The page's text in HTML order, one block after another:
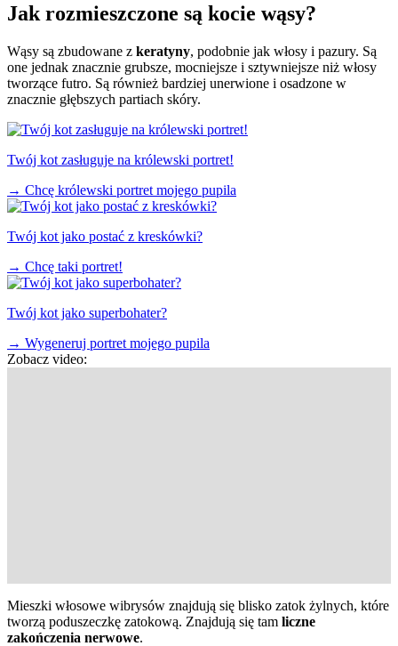
Jak rozmieszczone są kocie wąsy?
Wąsy są zbudowane z keratyny, podobnie jak włosy i pazury. Są
one jednak znacznie grubsze, mocniejsze i sztywniejsze niż włosy
tworzące futro. Są również bardziej unerwione i osadzone w
znacznie głębszych partiach skóry.
Twój kot zasługuje na królewski portret!
→ Chcę królewski portret mojego pupila
Twój kot jako postać z kreskówki?
→ Chcę taki portret!
Twój kot jako superbohater?
→ Wygeneruj portret mojego pupila
Zobacz video:
Mieszki włosowe wibrysów znajdują się blisko zatok żylnych, które
tworzą poduszeczkę zatokową. Znajdują się tam liczne
zakończenia nerwowe.